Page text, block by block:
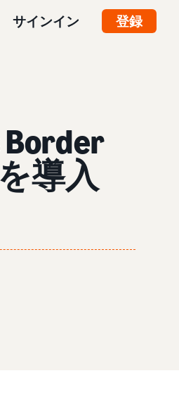
サインイン 登録
導入